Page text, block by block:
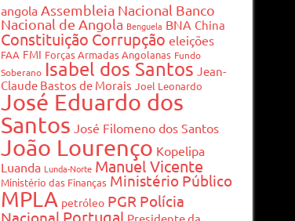
angola Assembleia Nacional Banco
Nacional de Angola Benguela BNA China
Constituição Corrupção eleições
FAA FMI Forças Armadas Angolanas Fundo
Soberano Isabel dos Santos Jean-
Claude Bastos de Morais Joel Leonardo
José Eduardo dos
Santos José Filomeno dos Santos
João Lourenço Kopelipa
Luanda Lunda-Norte Manuel Vicente
Ministério das Finanças Ministério Público
MPLA petróleo PGR Polícia
Nacional Portugal Presidente da